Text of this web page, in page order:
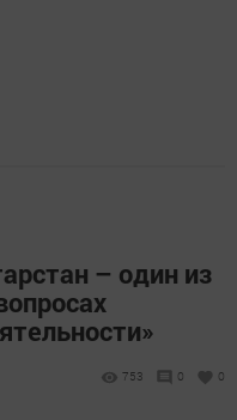
– один из
753 0 0